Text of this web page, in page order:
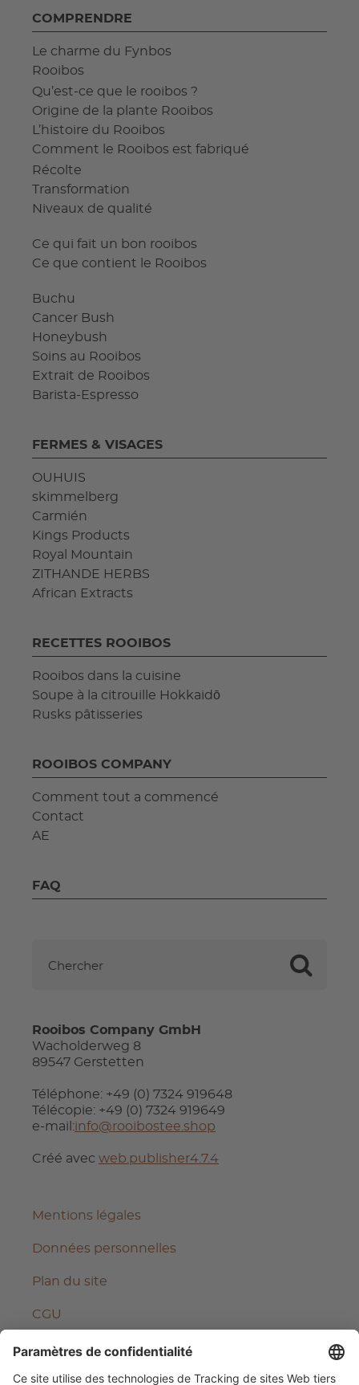
COMPRENDRE
Le charme du Fynbos
Rooibos
Qu’est-ce que le rooibos ?
Origine de la plante Rooibos
L’histoire du Rooibos
Comment le Rooibos est fabriqué
Récolte
Transformation
Niveaux de qualité
Ce qui fait un bon rooibos
Ce que contient le Rooibos
Buchu
Cancer Bush
Honeybush
Soins au Rooibos
Extrait de Rooibos
Barista-Espresso
FERMES & VISAGES
OUHUIS
skimmelberg
Carmién
Kings Products
Royal Mountain
ZITHANDE HERBS
African Extracts
RECETTES ROOIBOS
Rooibos dans la cuisine
Soupe à la citrouille Hokkaidō
Rusks pâtisseries
ROOIBOS COMPANY
Comment tout a commencé
Contact
AE
FAQ
Rooibos Company GmbH
Wacholderweg 8
89547 Gerstetten
Téléphone: +49 (0) 7324 919648
Télécopie: +49 (0) 7324 919649
e-mail:info@rooibostee.shop
Créé avec web.publisher4.7.4
Mentions légales
Données personnelles
Plan du site
CGU
Se rétracter du contrat